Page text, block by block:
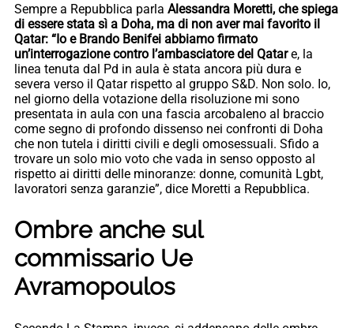
Sempre a Repubblica parla Alessandra Moretti, che spiega
di essere stata sì a Doha, ma di non aver mai favorito il
Qatar: “Io e Brando Benifei abbiamo firmato
un’interrogazione contro l’ambasciatore del Qatare, la
linea tenuta dal Pd in aula è stata ancora più dura e
severa verso il Qatar rispetto al gruppo S&D. Non solo. Io,
nel giorno della votazione della risoluzione mi sono
presentata in aula con una fascia arcobaleno al braccio
come segno di profondo dissenso nei confronti di Doha
che non tutela i diritti civili e degli omosessuali. Sfido a
trovare un solo mio voto che vada in senso opposto al
rispetto ai diritti delle minoranze: donne, comunità Lgbt,
lavoratori senza garanzie”, dice Moretti a Repubblica.
Ombre anche sul
commissario Ue
Avramopoulos